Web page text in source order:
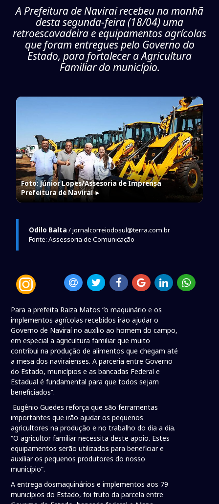
A Prefeitura de Naviraí recebeu na manhã
desta segunda-feira (18/04) uma
retroescavadeira e equipamentos agrícolas
que foram entregues pelo Governo do
Estado, para fortalecer a Agricultura
Familiar do município.
Foto: Júnior Lopes/Assesoria de Imprensa
Prefeitura de Naviraí►
Odilo Balta / jornalcorreiodosul@terra.com.br
Fonte: Assessoria de Comunicação
Para a prefeita Raiza Matos “o maquinário e os
implementos agrícolas recebidos irão ajudar o
Governo de Naviraí no auxílio ao homem do campo,
em especial a agricultura familiar que muito
contribui na produção de alimentos que chegam até
a mesa dos naviraienses. A parceria entre Governo
do Estado, municípios e as bancadas Federal e
Estadual é fundamental para que todos sejam
beneficiados”.
Eugênio Guedes reforça que são ferramentas
importantes que irão ajudar os pequenos
agricultores na produção e no trabalho do dia a dia.
“O agricultor familiar necessita deste apoio. Estes
equipamentos serão utilizados para beneficiar e
auxiliar os pequenos produtores do nosso
município”.
A entrega dosmaquinários e implementos aos 79
municípios do Estado, foi fruto da parcela entre